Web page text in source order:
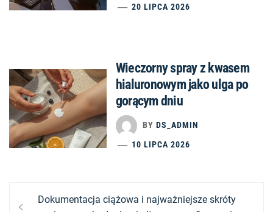
20 LIPCA 2026
Wieczorny spray z kwasem
hialuronowym jako ulga po
gorącym dniu
BY DS_ADMIN
10 LIPCA 2026
Nawigacja
Previous
Dokumentacja ciążowa i najważniejsze skróty